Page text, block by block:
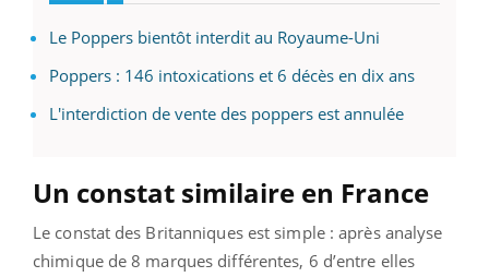
Le Poppers bientôt interdit au Royaume-Uni
Poppers : 146 intoxications et 6 décès en dix ans
L'interdiction de vente des poppers est annulée
Un constat similaire en France
Le constat des Britanniques est simple : après analyse
chimique de 8 marques différentes, 6 d’entre elles